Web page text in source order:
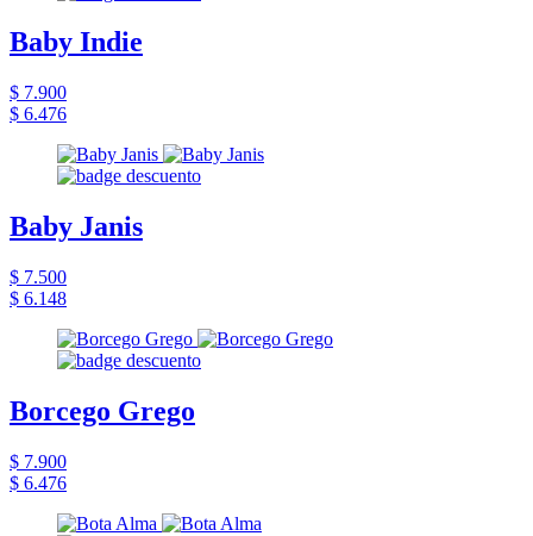
Baby Indie
$ 7.900
$ 6.476
Baby Janis
$ 7.500
$ 6.148
Borcego Grego
$ 7.900
$ 6.476